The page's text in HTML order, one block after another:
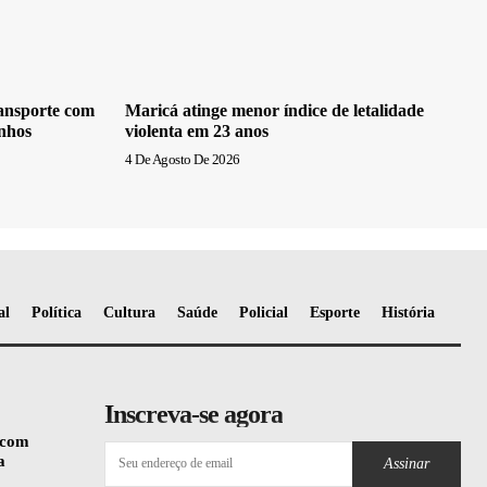
com
Maricá atinge menor índice de letalidade
violenta em 23 anos
4 De Agosto De 2026
Política Cultura Saúde Policial Esporte História
Inscreva-se agora
Assinar